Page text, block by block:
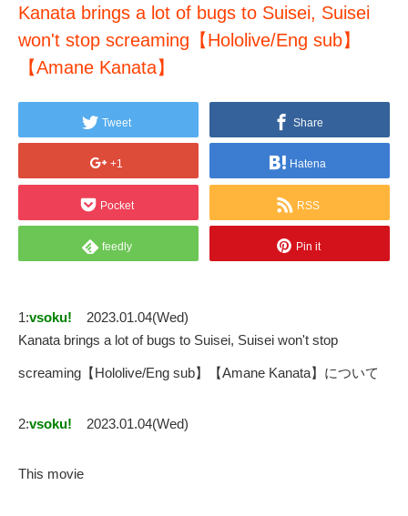
Kanata brings a lot of bugs to Suisei, Suisei
won't stop screaming【Hololive/Eng sub】
【Amane Kanata】
Tweet Share
+1 Hatena
Pocket RSS
feedly Pin it
1:vsoku!
2023.01.04(Wed)
Kanata brings a lot of bugs to Suisei, Suisei won't stop
screaming【Hololive/Eng sub】【Amane Kanata】について
2:vsoku! 2023.01.04(Wed)
This movie